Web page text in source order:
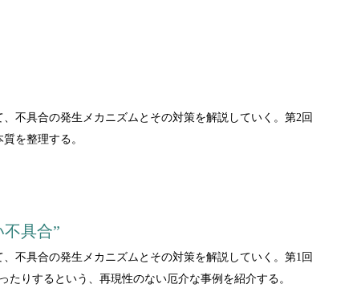
不具合の発生メカニズムとその対策を解説していく。第2回
を整理する。
具合”
不具合の発生メカニズムとその対策を解説していく。第1回
りするという、再現性のない厄介な事例を紹介する。